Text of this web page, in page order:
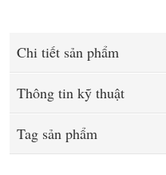
Chi tiết sản phẩm
Thông tin kỹ thuật
Tag sản phẩm